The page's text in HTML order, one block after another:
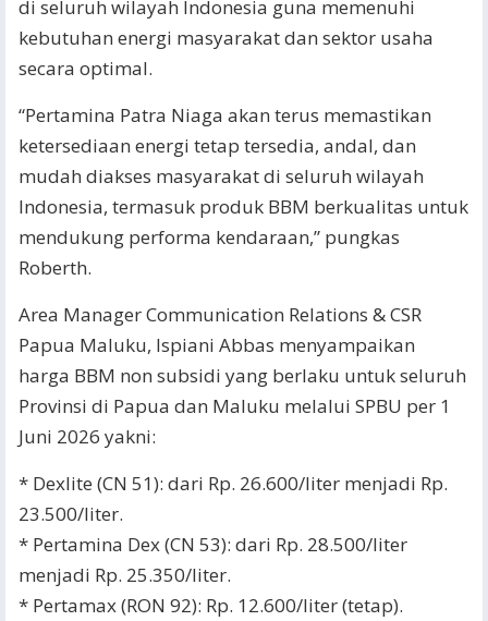
di seluruh wilayah Indonesia guna memenuhi
kebutuhan energi masyarakat dan sektor usaha
secara optimal.
“Pertamina Patra Niaga akan terus memastikan
ketersediaan energi tetap tersedia, andal, dan
mudah diakses masyarakat di seluruh wilayah
Indonesia, termasuk produk BBM berkualitas untuk
mendukung performa kendaraan,” pungkas
Roberth.
Area Manager Communication Relations & CSR
Papua Maluku, Ispiani Abbas menyampaikan
harga BBM non subsidi yang berlaku untuk seluruh
Provinsi di Papua dan Maluku melalui SPBU per 1
Juni 2026 yakni:
* Dexlite (CN 51): dari Rp. 26.600/liter menjadi Rp.
23.500/liter.
* Pertamina Dex (CN 53): dari Rp. 28.500/liter
menjadi Rp. 25.350/liter.
* Pertamax (RON 92): Rp. 12.600/liter (tetap).